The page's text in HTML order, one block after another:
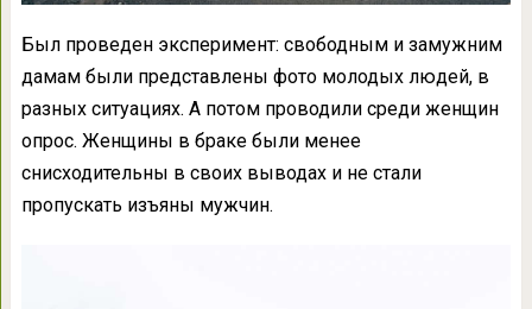
Был проведен эксперимент: свободным и замужним
дамам были представлены фото молодых людей, в
разных ситуациях. А потом проводили среди женщин
опрос. Женщины в браке были менее
снисходительны в своих выводах и не стали
пропускать изъяны мужчин.